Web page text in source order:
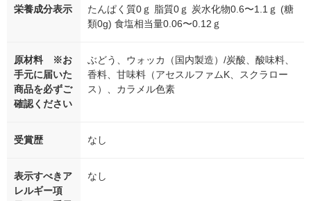
栄養成分表示
たんぱく質0ｇ 脂質0ｇ 炭水化物0.6〜1.1ｇ (糖
類0g) 食塩相当量0.06〜0.12ｇ
原材料 ※お
手元に届いた
商品を必ずご
確認ください
ぶどう、ウォッカ（国内製造）/炭酸、酸味料、
香料、甘味料（アセスルファムK、スクラロー
ス）、カラメル色素
受賞歴 なし
表示すべきア
レルギー項
なし